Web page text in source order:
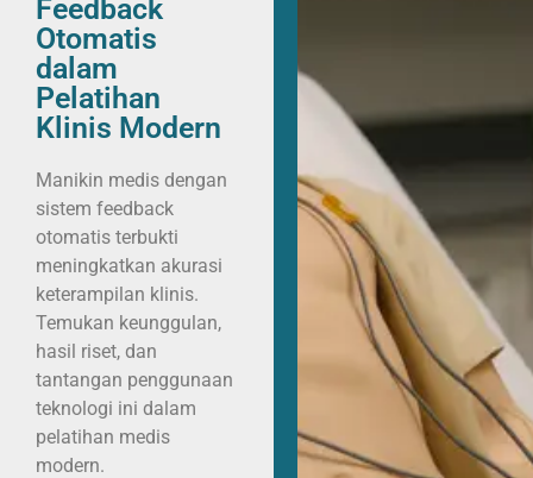
Feedback
Otomatis
dalam
Pelatihan
Klinis Modern
Manikin medis dengan
sistem feedback
otomatis terbukti
meningkatkan akurasi
keterampilan klinis.
Temukan keunggulan,
hasil riset, dan
tantangan penggunaan
teknologi ini dalam
pelatihan medis
modern.